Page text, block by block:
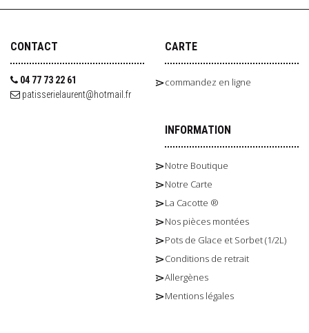
CONTACT
04 77 73 22 61
patisserielaurent@hotmail.fr
CARTE
commandez en ligne
INFORMATION
Notre Boutique
Notre Carte
La Cacotte ®
Nos pièces montées
Pots de Glace et Sorbet (1/2L)
Conditions de retrait
Allergènes
Mentions légales